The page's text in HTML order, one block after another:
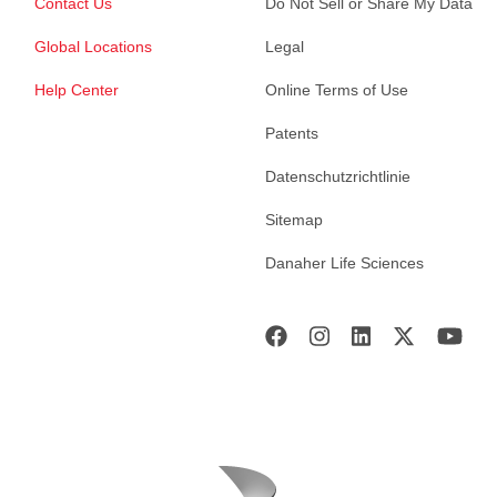
Global Locations
Help Center
Legal
Online Terms of Use
Patents
Datenschutzrichtlinie
Sitemap
Danaher Life Sciences